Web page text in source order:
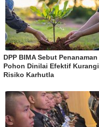
DPP BIMA Sebut Penanaman
Pohon Dinilai Efektif Kurangi
Risiko Karhutla